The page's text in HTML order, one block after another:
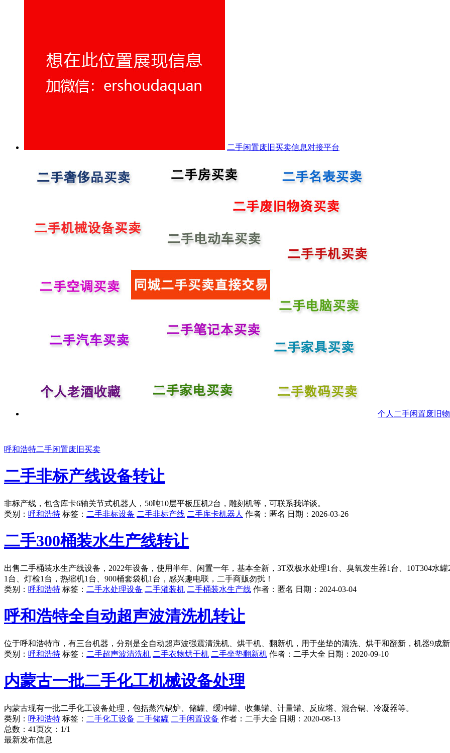
二手闲置废旧买卖信息对接平台
个人二手闲置废旧
呼和浩特二手闲置废旧买卖
二手非标产线设备转让
非标产线，包含库卡6轴关节式机器人，50吨10层平板压机2台，雕刻机等，可联系我详谈。
类别： 呼和浩特 标签： 二手非标设备 二手非标产线 二手库卡机器人 作者： 匿名 日期： 2026-03-26
二手300桶装水生产线转让
出售二手桶装水生产线设备，2022年设备，使用半年、闲置一年，基本全新，3T双极水处理1台、臭氧发生器1台、10T304水
1台、灯检1台，热缩机1台、900桶套袋机1台，感兴趣电联，二手商贩勿扰！
类别： 呼和浩特 标签： 二手水处理设备 二手灌装机 二手桶装水生产线 作者： 匿名 日期： 2024-03-04
呼和浩特全自动超声波清洗机转让
位于呼和浩特市，有三台机器，分别是全自动超声波强震清洗机、烘干机、翻新机，用于坐垫的清洗、烘干和翻新，机器9成
类别： 呼和浩特 标签： 二手超声波清洗机 二手衣物烘干机 二手坐垫翻新机 作者： 二手大全 日期： 2020-09-10
内蒙古一批二手化工机械设备处理
内蒙古现有一批二手化工设备处理，包括蒸汽锅炉、储罐、缓冲罐、收集罐、计量罐、反应塔、混合锅、冷凝器等。
类别： 呼和浩特 标签： 二手化工设备 二手储罐 二手闲置设备 作者： 二手大全 日期： 2020-08-13
总数：41页次：1/1
最新发布信息